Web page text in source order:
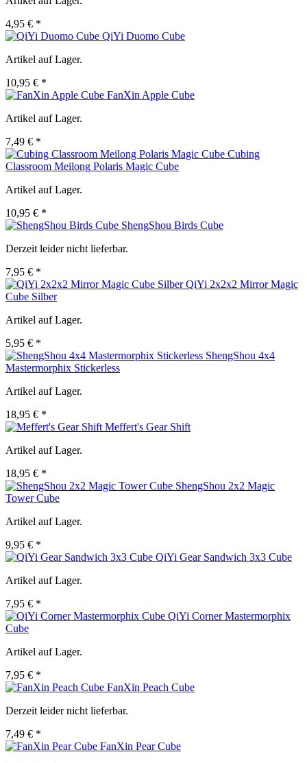
4,95 € *
QiYi Duomo Cube
Artikel auf Lager.
10,95 € *
FanXin Apple Cube
Artikel auf Lager.
7,49 € *
Cubing
Classroom Meilong Polaris Magic Cube
Artikel auf Lager.
10,95 € *
ShengShou Birds Cube
Derzeit leider nicht lieferbar.
7,95 € *
QiYi 2x2x2 Mirror Magic
Cube Silber
Artikel auf Lager.
5,95 € *
ShengShou 4x4
Mastermorphix Stickerless
Artikel auf Lager.
18,95 € *
Meffert's Gear Shift
Artikel auf Lager.
18,95 € *
ShengShou 2x2 Magic
Tower Cube
Artikel auf Lager.
9,95 € *
QiYi Gear Sandwich 3x3 Cube
Artikel auf Lager.
7,95 € *
QiYi Corner Mastermorphix
Cube
Artikel auf Lager.
7,95 € *
FanXin Peach Cube
Derzeit leider nicht lieferbar.
7,49 € *
FanXin Pear Cube